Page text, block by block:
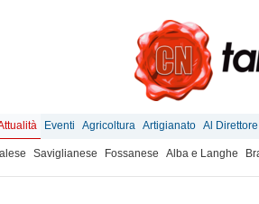
Eventi Agricoltura Artigianato Al Direttore
Saviglianese Fossanese Alba e Langhe